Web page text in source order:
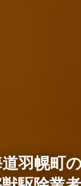
羽幌町の